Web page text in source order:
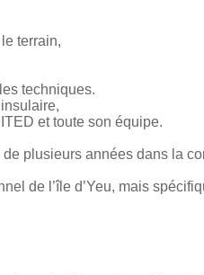
terrain,
techniques.
et toute son équipe.
plusieurs années dans la
de l’île d’Yeu, mais